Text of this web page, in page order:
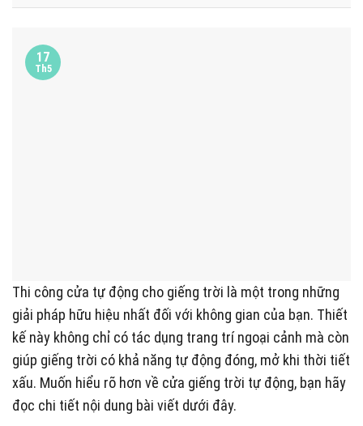
17
Th5
Thi công cửa tự động cho giếng trời là một trong những
giải pháp hữu hiệu nhất đối với không gian của bạn. Thiết
kế này không chỉ có tác dụng trang trí ngoại cảnh mà còn
giúp giếng trời có khả năng tự động đóng, mở khi thời tiết
xấu. Muốn hiểu rõ hơn về cửa giếng trời tự động, bạn hãy
đọc chi tiết nội dung bài viết dưới đây.